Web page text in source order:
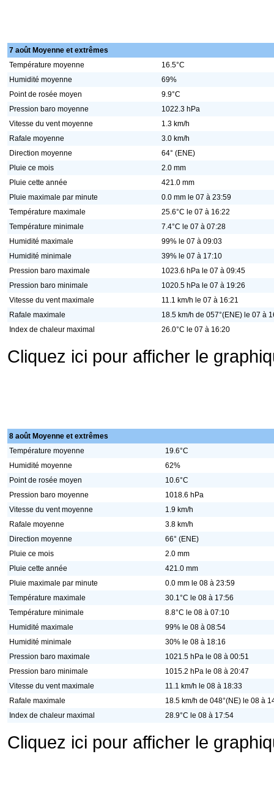
7 août Moyenne et extrêmes
Température moyenne
16.5°C
Humidité moyenne
69%
Point de rosée moyen
9.9°C
Pression baro moyenne
1022.3 hPa
Vitesse du vent moyenne
1.3 km/h
Rafale moyenne
3.0 km/h
Direction moyenne
64° (ENE)
Pluie ce mois
2.0 mm
Pluie cette année
421.0 mm
Pluie maximale par minute
0.0 mm le 07 à 23:59
Température maximale
25.6°C le 07 à 16:22
Température minimale
7.4°C le 07 à 07:28
Humidité maximale
99% le 07 à 09:03
Humidité minimale
39% le 07 à 17:10
Pression baro maximale
1023.6 hPa le 07 à 09:45
Pression baro minimale
1020.5 hPa le 07 à 19:26
Vitesse du vent maximale
11.1 km/h le 07 à 16:21
Rafale maximale
18.5 km/h de 057°(ENE) le 07 à
Index de chaleur maximal
26.0°C le 07 à 16:20
Cliquez ici pour afficher le
8 août Moyenne et extrêmes
Température moyenne
19.6°C
Humidité moyenne
62%
Point de rosée moyen
10.6°C
Pression baro moyenne
1018.6 hPa
Vitesse du vent moyenne
1.9 km/h
Rafale moyenne
3.8 km/h
Direction moyenne
66° (ENE)
Pluie ce mois
2.0 mm
Pluie cette année
421.0 mm
Pluie maximale par minute
0.0 mm le 08 à 23:59
Température maximale
30.1°C le 08 à 17:56
Température minimale
8.8°C le 08 à 07:10
Humidité maximale
99% le 08 à 08:54
Humidité minimale
30% le 08 à 18:16
Pression baro maximale
1021.5 hPa le 08 à 00:51
Pression baro minimale
1015.2 hPa le 08 à 20:47
Vitesse du vent maximale
11.1 km/h le 08 à 18:33
Rafale maximale
18.5 km/h de 048°(NE) le 08 à
Index de chaleur maximal
28.9°C le 08 à 17:54
Cliquez ici pour afficher le